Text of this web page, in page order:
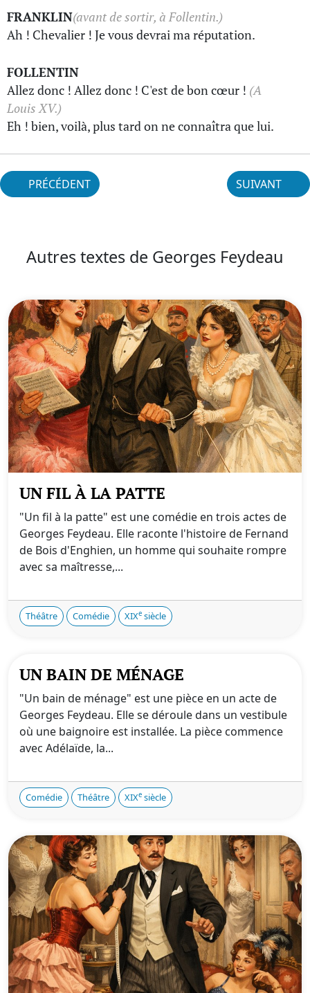
FRANKLIN(avant de sortir, à Follentin.)
Ah ! Chevalier ! Je vous devrai ma réputation.
FOLLENTIN
Allez donc ! Allez donc ! C'est de bon cœur ! (A
Louis XV.)
Eh ! bien, voilà, plus tard on ne connaîtra que lui.
PRÉCÉDENT SUIVANT
Autres textes de Georges Feydeau
UN FIL À LA PATTE
"Un fil à la patte" est une comédie en trois actes de
Georges Feydeau. Elle raconte l'histoire de Fernand
de Bois d'Enghien, un homme qui souhaite rompre
avec sa maîtresse,...
Théâtre Comédie XIXe siècle
UN BAIN DE MÉNAGE
"Un bain de ménage" est une pièce en un acte de
Georges Feydeau. Elle se déroule dans un vestibule
où une baignoire est installée. La pièce commence
avec Adélaïde, la...
Comédie Théâtre XIXe siècle